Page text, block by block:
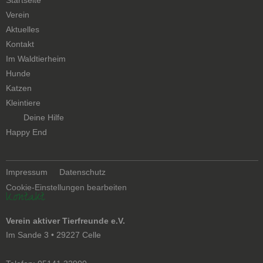
überspringen
Verein
Aktuelles
Kontakt
Navigation
überspringen
Im Waldtierheim
Hunde
Katzen
Kleintiere
Navigation
überspringen
Deine Hilfe
Happy End
Navigation
überspringen
Impressum
Datenschutz
Cookie-Einstellungen bearbeiten
Kontakt
Verein aktiver Tierfreunde e.V.
Im Sande 3 • 29227 Celle